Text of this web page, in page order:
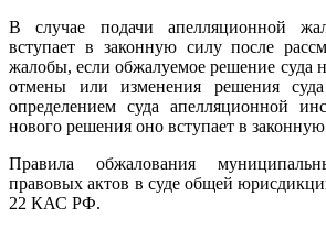
В случае подачи апелляционной
вступает в законную силу после
жалобы, если обжалуемое решение суда
отмены или изменения решения
определением суда апелляционной
нового решения оно вступает в
Правила обжалования
правовых актов в суде общей
22 КАС РФ.